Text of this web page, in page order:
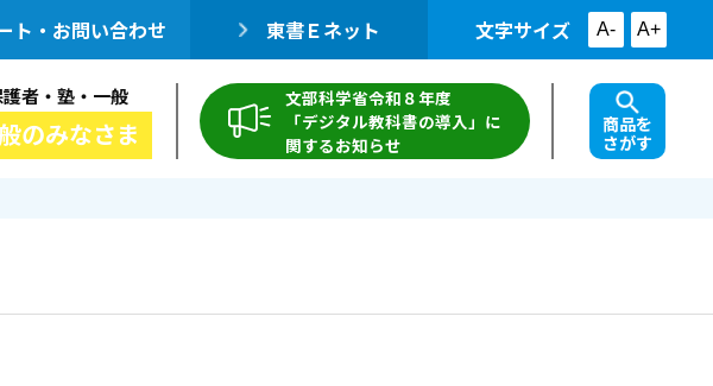
ト・お問い合わせ 東書Ｅネット 文字サイズ A- A+
者・塾・一般
のみなさま
文部科学省令和８年度
「デジタル教科書の導入」に
関するお知らせ
商品を
さがす